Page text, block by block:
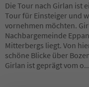
Die Tour nach Girlan ist
Tour für Einsteiger und
vornehmen möchten.
Nachbargemeinde
Mitterbergs liegt. Von
schöne Blicke über
Girlan ist geprägt vom o...